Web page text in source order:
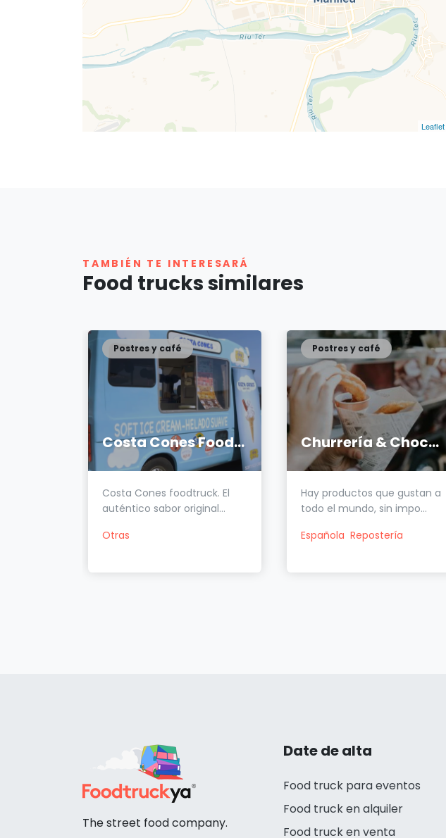
Leaflet
TAMBIÉN TE INTERESARÁ
Food trucks similares
Costa Cones Foodtruck
Postres y café
Costa Cones foodtruck. El
auténtico sabor original...
Otras
Churrería & Chocolatería
Postres y café
Hay productos que gustan a
todo el mundo, sin impo...
Española Repostería
Date de alta
Food truck para eventos
Food truck en alquiler
Food truck en venta
The street food company.